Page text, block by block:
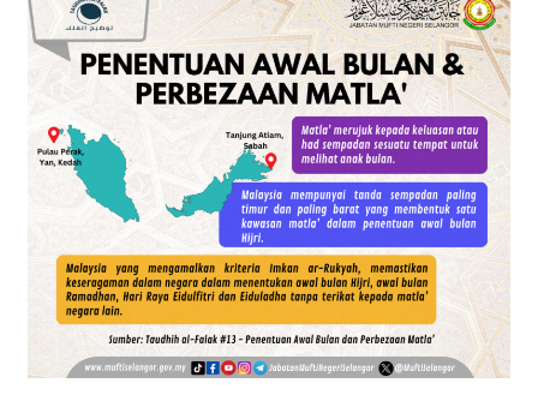
Taudhih
Al-
Penentuan
Awal
Perbezaan
Matla’